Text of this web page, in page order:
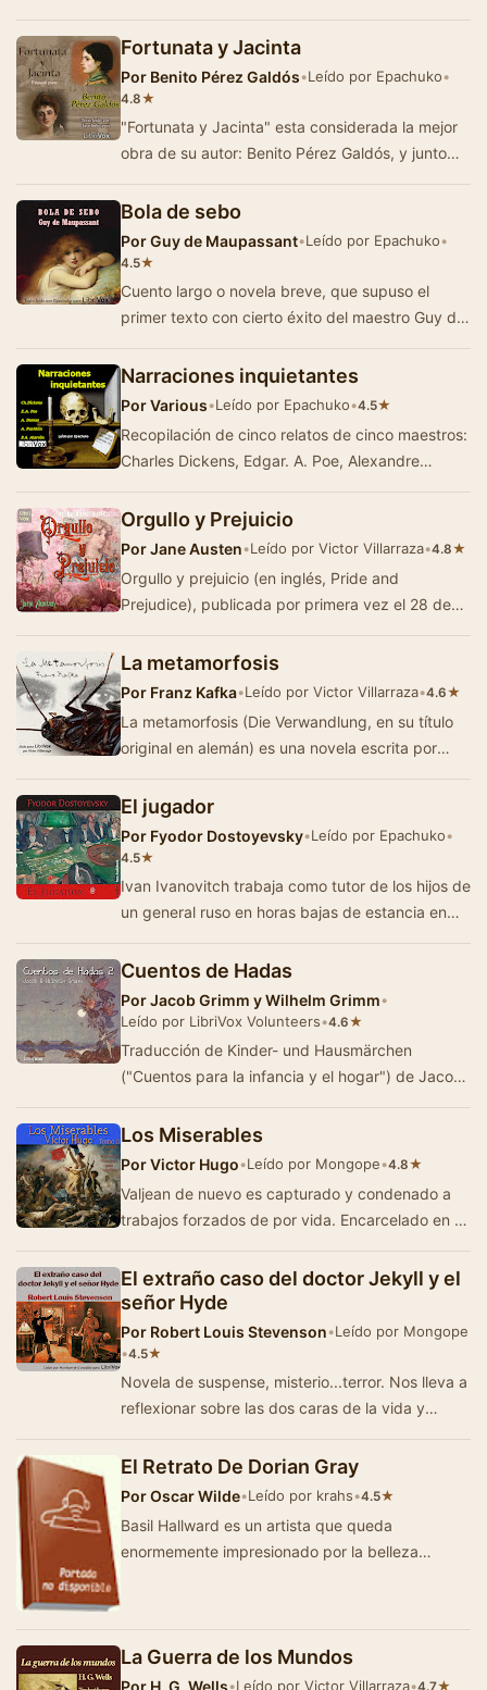
Fortunata y Jacinta
Por Benito Pérez Galdós•Leído por Epachuko•
4.8★
"Fortunata y Jacinta" esta considerada la mejor
obra de su autor: Benito Pérez Galdós, y junto
Bola de sebo
PorGuy de Maupassant•Leído por Epachuko•
4.5★
Cuento largo o novela breve, que supuso el
primer texto con cierto éxito del maestro Guy de
Narraciones inquietantes
PorVarious•Leído por Epachuko•4.5★
Recopilación de cinco relatos de cinco maestros:
Charles Dickens, Edgar. A. Poe, Alexandre
Orgullo y Prejuicio
PorJane Austen•Leído por Victor Villarraza•4.8★
Orgullo y prejuicio (en inglés, Pride and
Prejudice), publicada por primera vez el 28 de
La metamorfosis
Por Franz Kafka•Leído por Victor Villarraza•4.6★
La metamorfosis (Die Verwandlung, en su título
original en alemán) es una novela escrita por
El jugador
Por Fyodor Dostoyevsky•Leído por Epachuko•
4.5★
Ivan Ivanovitch trabaja como tutor de los hijos de
un general ruso en horas bajas de estancia en
Cuentos de Hadas
PorJacob Grimm y Wilhelm Grimm•
Leído por LibriVox Volunteers•4.6★
Traducción de Kinder- und Hausmärchen
("Cuentos para la infancia y el hogar") de Jacob
Los Miserables
PorVictor Hugo•Leído por Mongope•4.8★
Valjean de nuevo es capturado y condenado a
trabajos forzados de por vida. Encarcelado en el
El extraño caso del doctor Jekyll y el
señor Hyde
Por Robert Louis Stevenson•Leído por Mongope
•4.5★
Novela de suspense, misterio...terror. Nos lleva a
reflexionar sobre las dos caras de la vida y
El Retrato De Dorian Gray
PorOscar Wilde•Leído por krahs•4.5★
Basil Hallward es un artista que queda
enormemente impresionado por la belleza
La Guerra de los Mundos
Por H. G. Wells•Leído por Victor Villarraza•4.7★